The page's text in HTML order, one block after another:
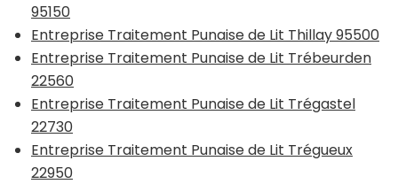
95150
Entreprise Traitement Punaise de Lit Thillay 95500
Entreprise Traitement Punaise de Lit Trébeurden
22560
Entreprise Traitement Punaise de Lit Trégastel
22730
Entreprise Traitement Punaise de Lit Trégueux
22950